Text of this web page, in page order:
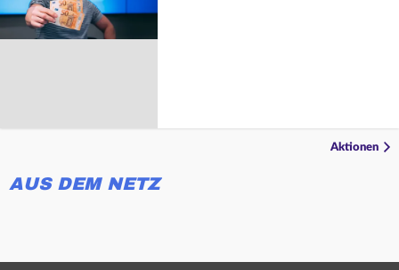
Aktionen
AUS DEM NETZ